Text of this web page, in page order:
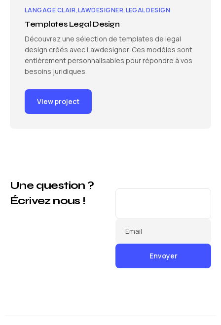
LANGAGE CLAIR LAWDESIGNER LEGAL DESIGN
Templates Legal Design
Découvrez une sélection de templates de legal
design créés avec Lawdesigner. Ces modèles sont
entièrement personnalisables pour répondre à vos
besoins juridiques.
View project
Une question ?
Écrivez nous !
Email